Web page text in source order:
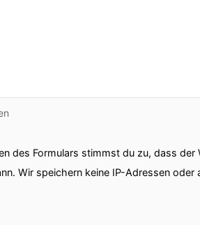
des Formulars stimmst du zu, dass
Wir speichern keine IP-Adressen